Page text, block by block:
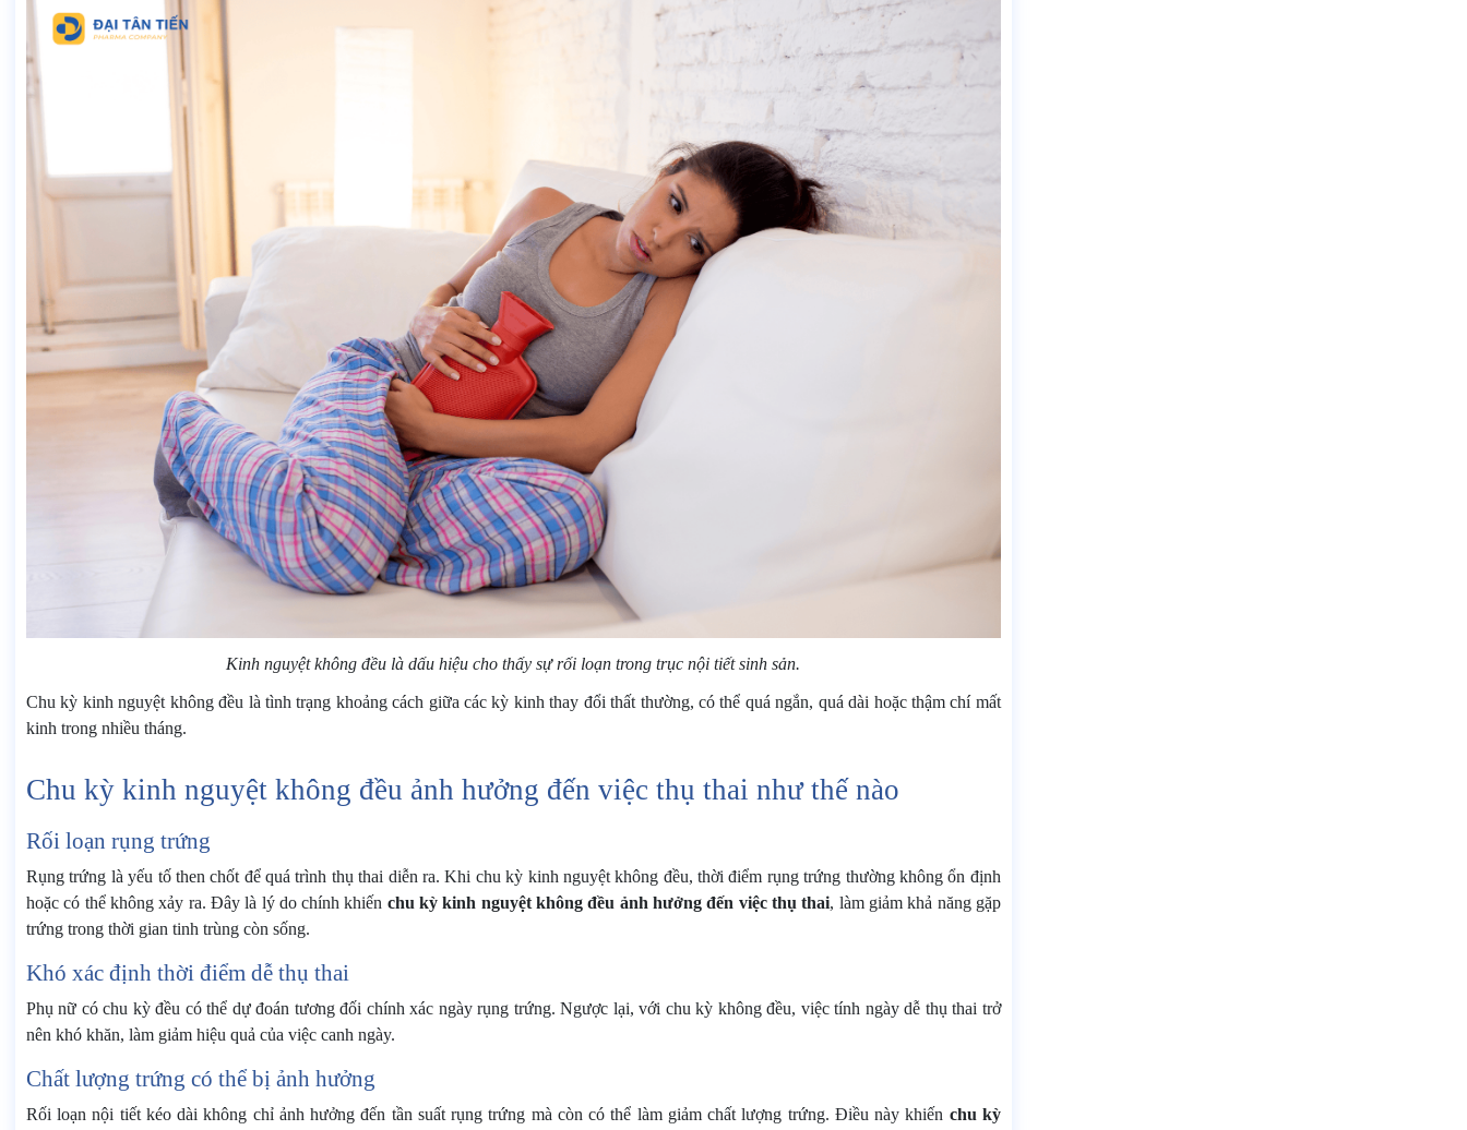
Kinh nguyệt không đều là dấu hiệu cho thấy sự rối loạn trong trục nội tiết sinh sản.
Chu kỳ kinh nguyệt không đều là tình trạng khoảng cách giữa các kỳ kinh thay đổi thất thường, có thể quá ngắn, quá dài hoặc thậm chí mất
kinh trong nhiều tháng.
Chu kỳ kinh nguyệt không đều ảnh hưởng đến việc thụ thai như thế nào
Rối loạn rụng trứng
Rụng trứng là yếu tố then chốt để quá trình thụ thai diễn ra. Khi chu kỳ kinh nguyệt không đều, thời điểm rụng trứng thường không ổn định
hoặc có thể không xảy ra. Đây là lý do chính khiến chu kỳ kinh nguyệt không đều ảnh hưởng đến việc thụ thai, làm giảm khả năng gặp
trứng trong thời gian tinh trùng còn sống.
Khó xác định thời điểm dễ thụ thai
Phụ nữ có chu kỳ đều có thể dự đoán tương đối chính xác ngày rụng trứng. Ngược lại, với chu kỳ không đều, việc tính ngày dễ thụ thai trở
nên khó khăn, làm giảm hiệu quả của việc canh ngày.
Chất lượng trứng có thể bị ảnh hưởng
Rối loạn nội tiết kéo dài không chỉ ảnh hưởng đến tần suất rụng trứng mà còn có thể làm giảm chất lượng trứng. Điều này khiến chu kỳ